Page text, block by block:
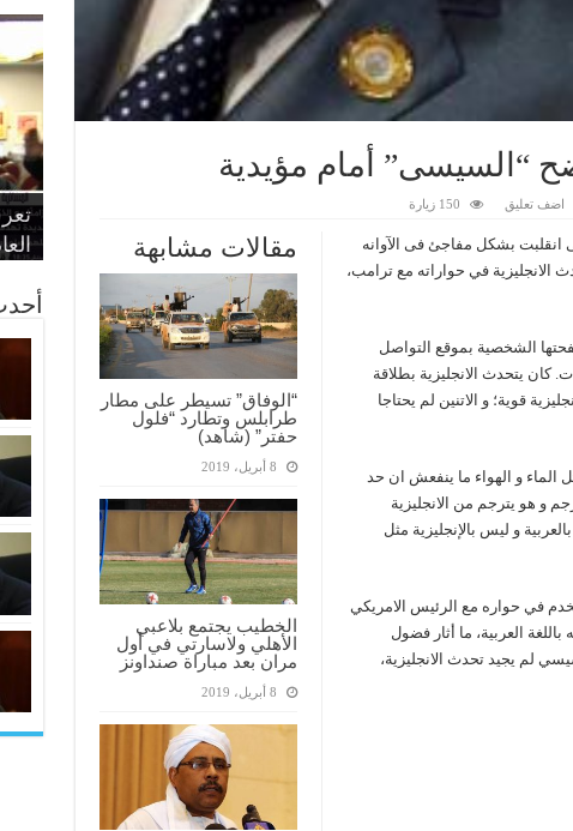
“السيسى” أمام مؤيدية
اضف تعليق 150 زيارة
مقالات مشابهة
“الوفاق” تسيطر على مطار
طرابلس وتطارد “فلول
حفتر” (شاهد)
8 أبريل، 2019
الخطيب يجتمع بلاعبي
الأهلي ولاسارتي في أول
مران بعد مباراة صنداونز
8 أبريل، 2019
بشكل مفاجئ فى الآوانه
الانجليزية في حواراته مع ترامب،
الشخصية بموقع التواصل
كان يتحدث الانجليزية بطلاقة
قوية؛ و الاتنين لم يحتاجا
الماء و الهواء ما ينفعش ان حد
و هو يترجم من الانجليزية
و ليس بالإنجليزية مثل
في حواره مع الرئيس الامريكي
العربية، ما أثار فضول
لم يجيد تحدث الانجليزية،